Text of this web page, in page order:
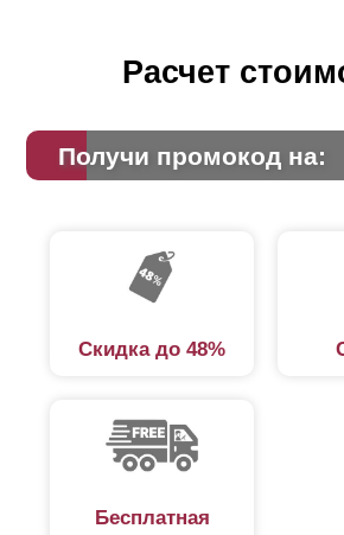
калькулятор.Расчет
Получи промокод на:
Скидка до 48%
Бесплатная